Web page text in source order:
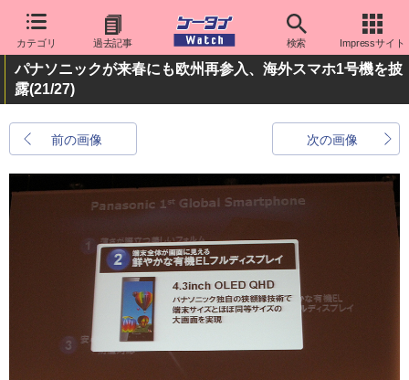
カテゴリ 過去記事 検索 Impressサイト
パナソニックが来春にも欧州再参入、海外スマホ1号機を披
露(21/27)
前の画像 次の画像